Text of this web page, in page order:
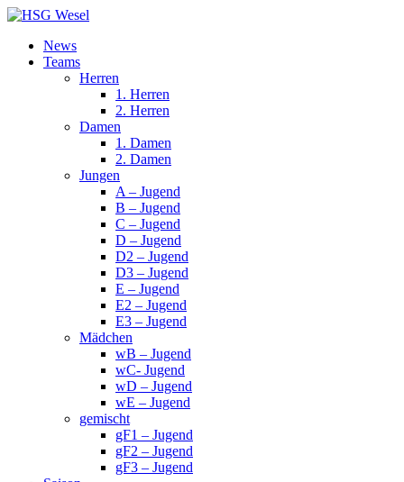
News
Teams
Herren
1. Herren
2. Herren
Damen
1. Damen
2. Damen
Jungen
A – Jugend
B – Jugend
C – Jugend
D – Jugend
D2 – Jugend
D3 – Jugend
E – Jugend
E2 – Jugend
E3 – Jugend
Mädchen
wB – Jugend
wC- Jugend
wD – Jugend
wE – Jugend
gemischt
gF1 – Jugend
gF2 – Jugend
gF3 – Jugend